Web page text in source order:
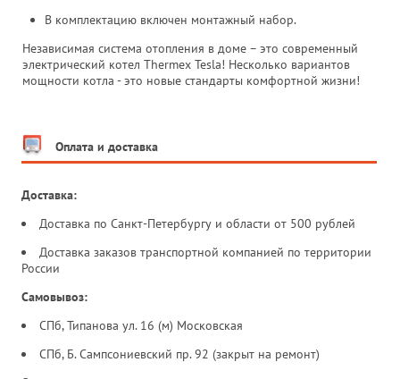
В комплектацию включен монтажный набор.
Независимая система отопления в доме – это современный
электрический котел Thermex Tesla! Несколько вариантов
мощности котла - это новые стандарты комфортной жизни!
Оплата и доставка
Доставка:
Доставка по Санкт-Петербургу и области от 500 рублей
Доставка заказов транспортной компанией по территории
России
Самовывоз:
СПб, Типанова ул. 16 (м) Московская
СПб, Б. Сампсониевский пр. 92 (закрыт на ремонт)